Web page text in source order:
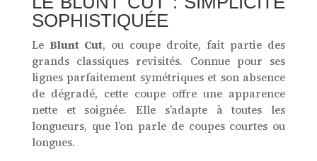
SOPHISTIQUÉE
Le Blunt Cut, ou coupe droite, fait partie des
grands classiques revisités. Connue pour ses
lignes parfaitement symétriques et son absence
de dégradé, cette coupe offre une apparence
nette et soignée. Elle s’adapte à toutes les
longueurs, que l’on parle de coupes courtes ou
longues.